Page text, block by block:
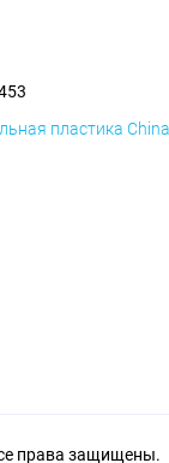
пластика
права защищены.